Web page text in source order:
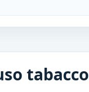
tabacco